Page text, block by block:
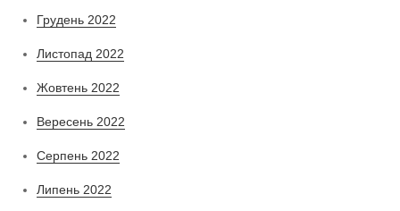
Грудень 2022
Листопад 2022
Жовтень 2022
Вересень 2022
Серпень 2022
Липень 2022